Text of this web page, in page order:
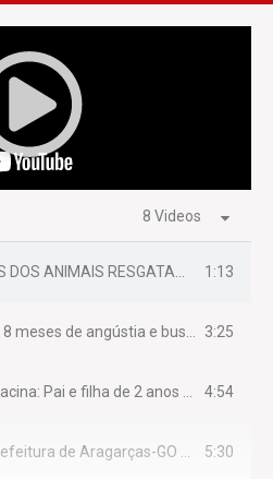
8 Videos
ONG AMIGOS DOS ANIMAIS RESGATAM EMA FERIDA NA BR 070 1:13
Caso Saiury: 8 meses de angústia e busca por justiça 3:25
Tentativa chacina: Pai e filha de 2 anos assassinados em casa enquanto dormiam 4:54
Exclusivo: Prefeitura de Aragarças-GO sob suspeita de desviar maquinário público para uso privado. 5:30